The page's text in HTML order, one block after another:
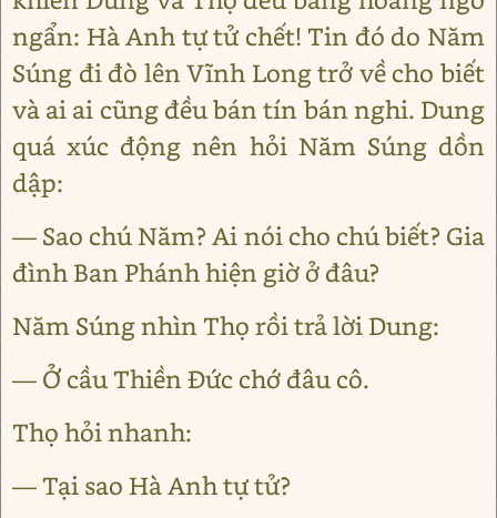
ngẩn: Hà Anh tự tử chết! Tin đó do Năm
Súng đi đò lên Vĩnh Long trở về cho biết
và ai ai cũng đều bán tín bán nghi. Dung
quá xúc động nên hỏi Năm Súng dồn
dập:
— Sao chú Năm? Ai nói cho chú biết? Gia
đình Ban Phánh hiện giờ ở đâu?
Năm Súng nhìn Thọ rồi trả lời Dung:
— Ở cầu Thiền Đức chớ đâu cô.
Thọ hỏi nhanh:
— Tại sao Hà Anh tự tử?